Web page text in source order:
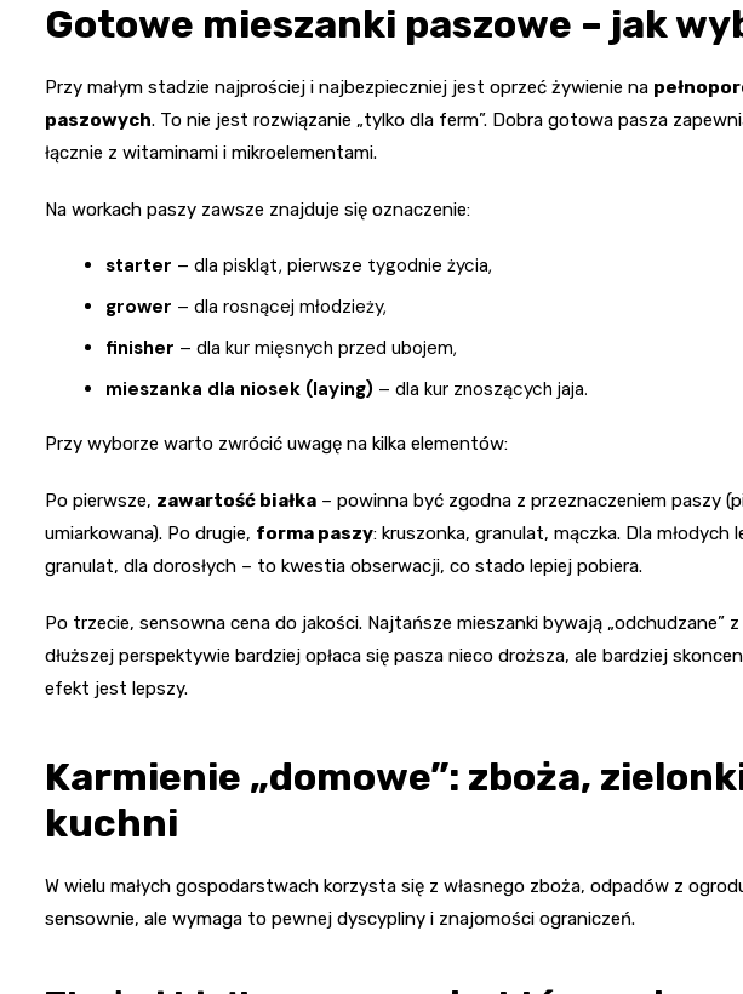
Gotowe mieszanki paszowe – jak
Przy małym stadzie najprościej i najbezpieczniej jest oprzeć żywienie na
paszowych. To nie jest rozwiązanie „tylko dla ferm”. Dobra gotowa pasza
łącznie z witaminami i mikroelementami.
Na workach paszy zawsze znajduje się oznaczenie:
starter – dla piskląt, pierwsze tygodnie życia,
grower – dla rosnącej młodzieży,
finisher – dla kur mięsnych przed ubojem,
mieszanka dla niosek (laying) – dla kur znoszących jaja.
Przy wyborze warto zwrócić uwagę na kilka elementów:
Po pierwsze, zawartość białka – powinna być zgodna z przeznaczeniem paszy
umiarkowana). Po drugie, forma paszy: kruszonka, granulat, mączka. Dla
granulat, dla dorosłych – to kwestia obserwacji, co stado lepiej pobiera.
Po trzecie, sensowna cena do jakości. Najtańsze mieszanki bywają „odchudzane”
dłuższej perspektywie bardziej opłaca się pasza nieco droższa, ale bardziej
efekt jest lepszy.
Karmienie „domowe”: zboża,
kuchni
W wielu małych gospodarstwach korzysta się z własnego zboża, odpadów z
sensownie, ale wymaga to pewnej dyscypliny i znajomości ograniczeń.